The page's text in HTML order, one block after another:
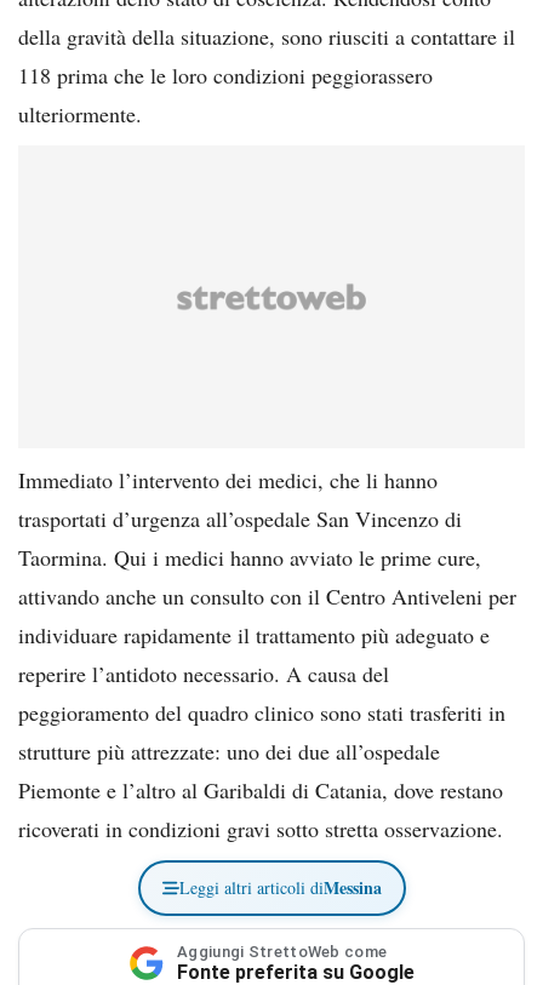
della gravità della situazione, sono riusciti a contattare il
118 prima che le loro condizioni peggiorassero
ulteriormente.
Immediato l’intervento dei medici, che li hanno
trasportati d’urgenza all’ospedale San Vincenzo di
Taormina. Qui i medici hanno avviato le prime cure,
attivando anche un consulto con il Centro Antiveleni per
individuare rapidamente il trattamento più adeguato e
reperire l’antidoto necessario. A causa del
peggioramento del quadro clinico sono stati trasferiti in
strutture più attrezzate: uno dei due all’ospedale
Piemonte e l’altro al Garibaldi di Catania, dove restano
ricoverati in condizioni gravi sotto stretta osservazione.
Leggi altri articoli diMessina
Aggiungi StrettoWeb come
Fonte preferita su Google